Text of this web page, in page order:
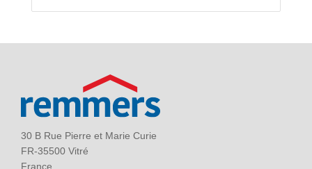
30 B Rue Pierre et Marie Curie
FR-35500 Vitré
France